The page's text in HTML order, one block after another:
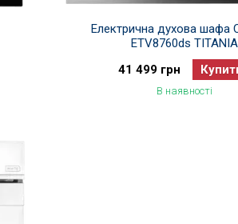
Електрична духова шафа
ETV8760ds TITANIA
41 499 грн
В наявності